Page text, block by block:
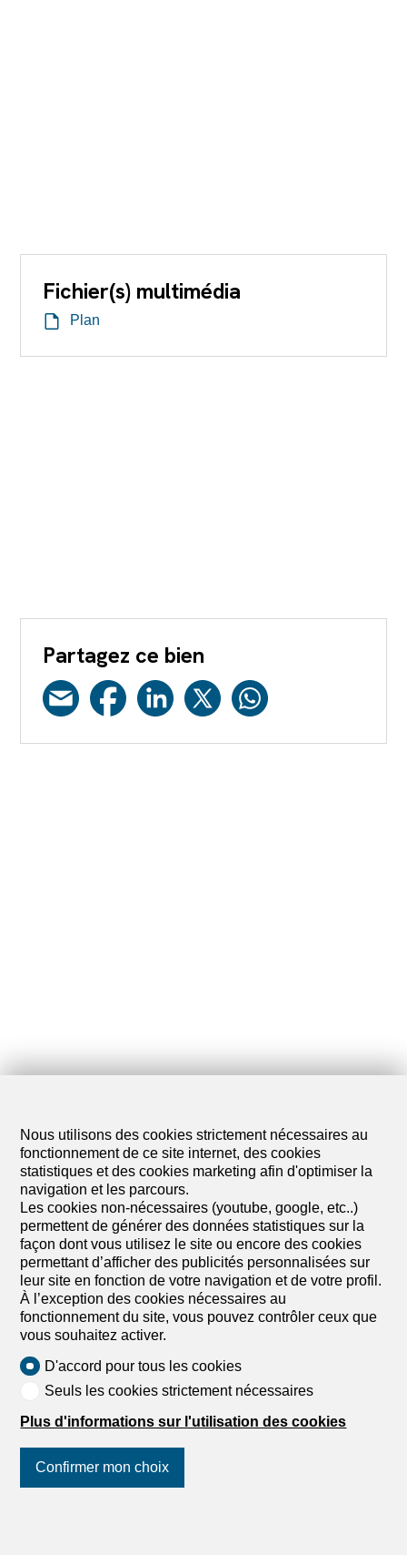
Fichier(s) multimédia
Plan
Partagez ce bien
Nous utilisons des cookies strictement nécessaires au
fonctionnement de ce site internet, des cookies
statistiques et des cookies marketing afin d'optimiser la
navigation et les parcours.
Les cookies non-nécessaires (youtube, google, etc..)
permettent de générer des données statistiques sur la
façon dont vous utilisez le site ou encore des cookies
permettant d’afficher des publicités personnalisées sur
leur site en fonction de votre navigation et de votre profil.
À l’exception des cookies nécessaires au
fonctionnement du site, vous pouvez contrôler ceux que
vous souhaitez activer.
D'accord pour tous les cookies
Seuls les cookies strictement nécessaires
Plus d'informations sur l'utilisation des cookies
Confirmer mon choix